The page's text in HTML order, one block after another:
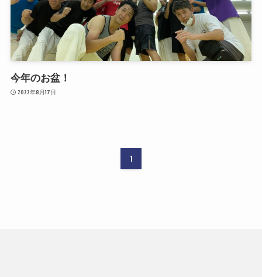
今年のお盆！
2022年8月17日
1